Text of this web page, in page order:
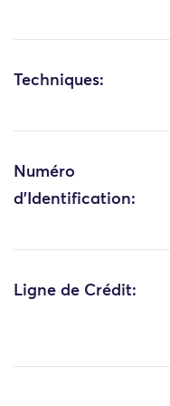
Techniques:
Numéro
d'Identification:
Ligne de Crédit: